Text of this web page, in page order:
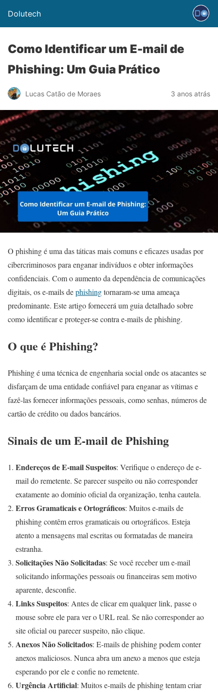
Dolutech
Como Identificar um E-mail de
Phishing: Um Guia Prático
Lucas Catão de Moraes 3 anos atrás
O phishing é uma das táticas mais comuns e eficazes usadas por
cibercriminosos para enganar indivíduos e obter informações
confidenciais. Com o aumento da dependência de comunicações
digitais, os e-mails dephishingtornaram-se uma ameaça
predominante. Este artigo fornecerá um guia detalhado sobre
como identificar e proteger-se contra e-mails de phishing.
O que é Phishing?
Phishing é uma técnica de engenharia social onde os atacantes se
disfarçam de uma entidade confiável para enganar as vítimas e
fazê-las fornecer informações pessoais, como senhas, números de
cartão de crédito ou dados bancários.
Sinais de um E-mail de Phishing
Endereços de E-mail Suspeitos: Verifique o endereço de e-
mail do remetente. Se parecer suspeito ou não corresponder
exatamente ao domínio oficial da organização, tenha cautela.
Erros Gramaticais e Ortográficos: Muitos e-mails de
phishing contêm erros gramaticais ou ortográficos. Esteja
atento a mensagens mal escritas ou formatadas de maneira
estranha.
Solicitações Não Solicitadas: Se você receber um e-mail
solicitando informações pessoais ou financeiras sem motivo
aparente, desconfie.
Links Suspeitos: Antes de clicar em qualquer link, passe o
mouse sobre ele para ver o URL real. Se não corresponder ao
site oficial ou parecer suspeito, não clique.
Anexos Não Solicitados: E-mails de phishing podem conter
anexos maliciosos. Nunca abra um anexo a menos que esteja
esperando por ele e confie no remetente.
Urgência Artificial: Muitos e-mails de phishing tentam criar